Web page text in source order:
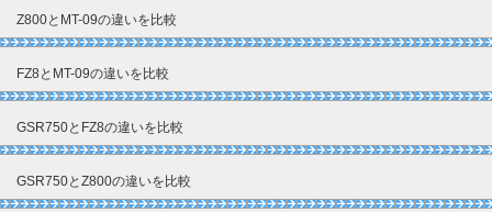
Z800とMT-09の違いを比較
FZ8とMT-09の違いを比較
GSR750とFZ8の違いを比較
GSR750とZ800の違いを比較